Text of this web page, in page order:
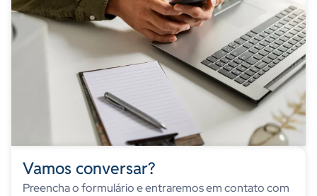
Vamos conversar?
Preencha o formulário e entraremos em contato com